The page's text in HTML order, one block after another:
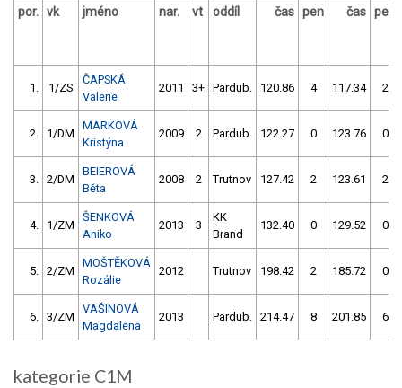
por. vk jméno nar. vt oddíl čas pen čas pen
1. 1/ZS
ČAPSKÁ
Valerie
2011 3+ Pardub. 120.86 4 117.34 2
2. 1/DM
MARKOVÁ
Kristýna
2009 2 Pardub. 122.27 0 123.76 0
3. 2/DM
BEIEROVÁ
Běta
2008 2 Trutnov 127.42 2 123.61 2
4. 1/ZM
ŠENKOVÁ
Aniko
2013 3
KK
Brand
132.40 0 129.52 0
5. 2/ZM
MOŠTĚKOVÁ
Rozálie
2012 Trutnov 198.42 2 185.72 0
6. 3/ZM
VAŠINOVÁ
Magdalena
2013 Pardub. 214.47 8 201.85 6
kategorie C1M